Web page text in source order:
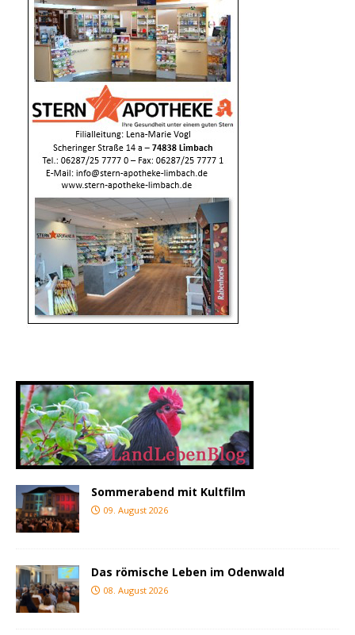
Sommerabend mit Kultfilm
09. August 2026
Das römische Leben im Odenwald
08. August 2026